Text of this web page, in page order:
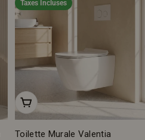
de
vente
régulier
Taxes Incluses
Ajouter Au Panier
Toilette Murale Valentia